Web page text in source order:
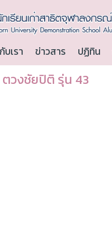
บเรา ข่าวสาร ปฏิทิน
วงชัยปิติ รุ่น 43